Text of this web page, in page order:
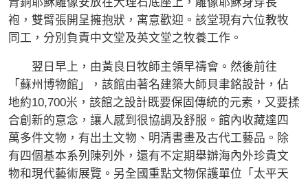
袍，雙臂張開呈擁抱狀，寓意歡迎。該堂現有六位教牧
同工，分別負責中文堂及英文堂之牧養工作。
翌日早上，由黃良日牧師主領早禱會。然後前往
「蘇州博物館」，該館由著名建築大師貝聿銘設計，佔
地約10,700米，該館之設計既要保固傳統的元素，又要揉
合創新的意念，讓人感到很協調及舒服。館內收藏達四
萬多件文物，有出土文物、明清書畫及古代工藝品。除
有四個基本系列陳列外，還有不定期舉辦海內外珍貴文
物和現代藝術展覽。另全國重點文物保護單位「太平天